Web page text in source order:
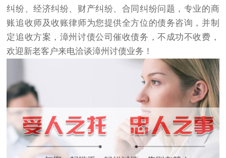
纠纷、经济纠纷、财产纠纷、合同纠纷问题，专业的商
账追收师及收账律师为您提供全方位的债务咨询，并制
定追收方案，漳州讨债公司催收债务，不成功不收费，
欢迎新老客户来电洽谈漳州讨债业务！